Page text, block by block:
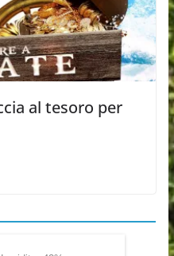
al tesoro per